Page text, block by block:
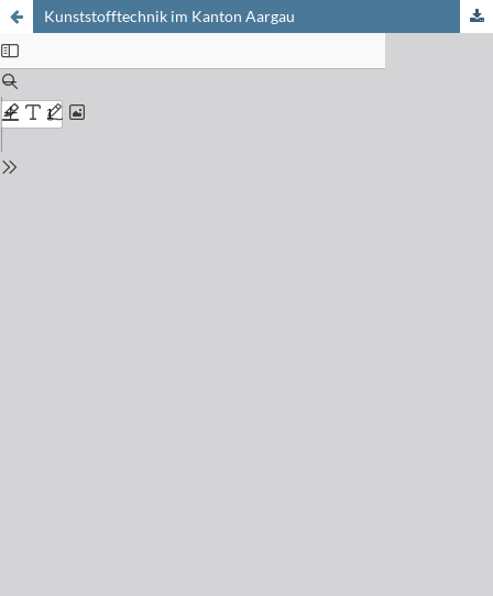
Kunststofftechnik im Kanton Aargau